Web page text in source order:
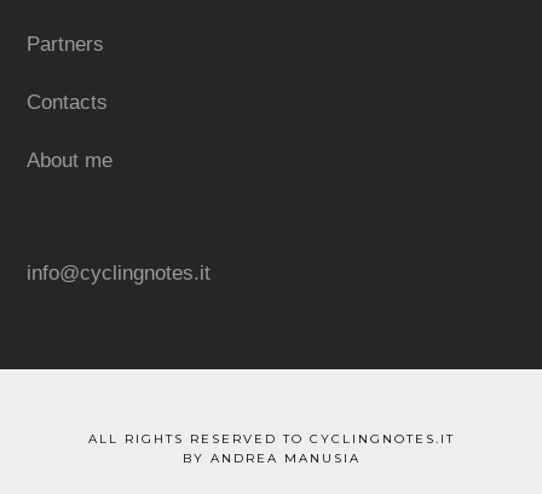
Partners
Contacts
About me
info@cyclingnotes.it
ALL RIGHTS RESERVED TO CYCLINGNOTES.IT
BY ANDREA MANUSIA